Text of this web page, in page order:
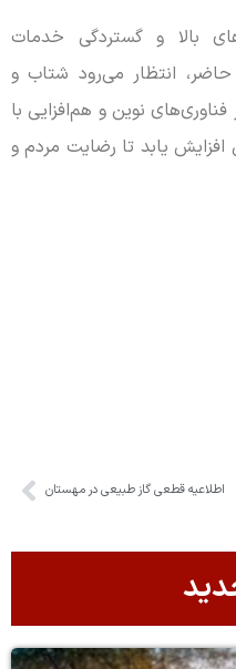
بالا و گستردگی خدمات
انتظار می‌رود شتاب و
نوین و هم‌افزایی با
یابد تا رضایت مردم و
اطلاعیه قطعی گاز طبیعی در مهستان